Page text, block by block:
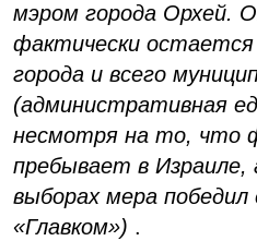
мэром города Орхей.
фактически остается
города и всего
(административная
несмотря на то, что
пребывает в Израиле,
выборах мера
«Главком») .